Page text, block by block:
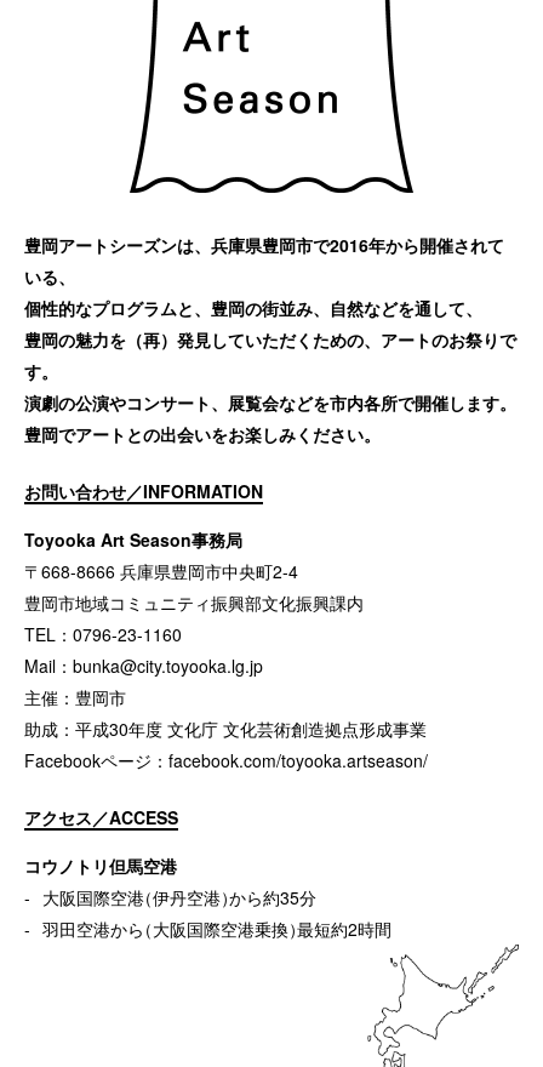
豊岡アートシーズンは、兵庫県豊岡市で2016年から開催されて
いる、
個性的なプログラムと、豊岡の街並み、自然などを通して、
豊岡の魅力を（再）発見していただくための、アートのお祭りで
す。
演劇の公演やコンサート、展覧会などを市内各所で開催します。
豊岡でアートとの出会いをお楽しみください。
お問い合わせ／INFORMATION
Toyooka Art Season事務局
〒668-8666 兵庫県豊岡市中央町2-4
豊岡市地域コミュニティ振興部文化振興課内
TEL：0796-23-1160
Mail： bunka@city.toyooka.lg.jp
主催：豊岡市
助成：平成30年度 文化庁 文化芸術創造拠点形成事業
Facebookページ： facebook.com/toyooka.artseason/
アクセス／ACCESS
コウノトリ但馬空港
大阪国際空港（伊丹空港）から約35分
羽田空港から（大阪国際空港乗換）最短約2時間